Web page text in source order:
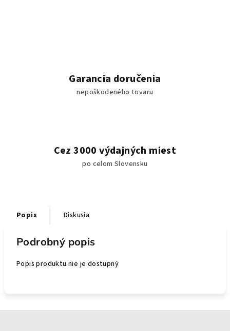
Garancia doručenia
nepoškodeného tovaru
Cez 3000 výdajných miest
po celom Slovensku
Popis Diskusia
Podrobný popis
Popis produktu nie je dostupný